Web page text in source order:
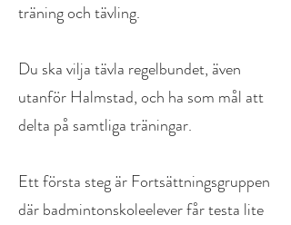
träning och tävling.
Du ska vilja tävla regelbundet, även
utanför Halmstad, och ha som mål att
delta på samtliga träningar.
Ett första steg är Fortsättningsgruppen
där badmintonskoleelever får testa lite